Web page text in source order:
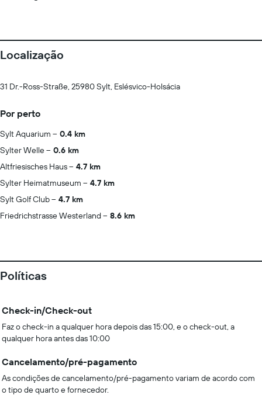
Localização
31 Dr.-Ross-Straße, 25980 Sylt, Eslésvico-Holsácia
Por perto
Sylt Aquarium
0.4 km
Sylter Welle
0.6 km
Altfriesisches Haus
4.7 km
Sylter Heimatmuseum
4.7 km
Sylt Golf Club
4.7 km
Friedrichstrasse Westerland
8.6 km
Políticas
Check-in/Check-out
Faz o check-in a qualquer hora depois das 15:00, e o check-out, a
qualquer hora antes das 10:00
Cancelamento/pré-pagamento
As condições de cancelamento/pré-pagamento variam de acordo com
o tipo de quarto e fornecedor.